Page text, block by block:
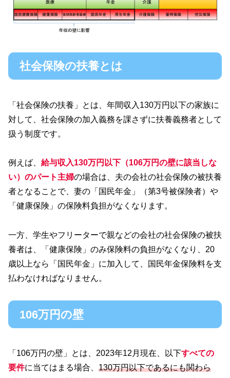
社会保険の扶養とは
「社会保険の扶養」とは、年間収入130万円以下の家族に
対して、社会保険の加入義務を課さずに扶養義務者として
扱う制度です。
例えば、 給与収入130万円以下（106万円の壁に該当しな
い）のパート主婦の場合は、夫の会社の社会保険の被扶養
者となることで、妻の「国民年金」（第3号被保険者）や
「健康保険」の保険料負担がなくなります。
一方、学生やフリーターで親などの会社の社会保険の被扶
養者は、「健康保険」のみ保険料の負担がなくなり、20
歳以上なら「国民年金」に加入して、国民年金保険料を支
払わなければなりません。
106万円の壁
「106万円の壁」とは、2023年12月現在、以下すべての
要件に当てはまる場合、 130万円以下であるにも関わら